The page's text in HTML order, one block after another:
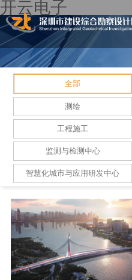
开云电子
全部
测绘
工程施工
监测与检测中心
智慧化城市与应用研发中心